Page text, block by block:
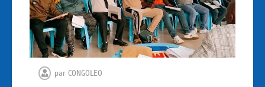
par CONGOLEO